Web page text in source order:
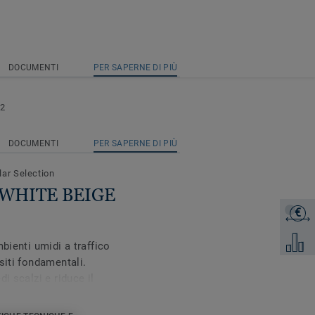
DOCUMENTI PER SAPERNE DI PIÙ
€
Ottieni
DOCUMENTI PER SAPERNE DI PIÙ
Selection
BEIGE
umidi a traffico
fondamentali.
Safety Clean